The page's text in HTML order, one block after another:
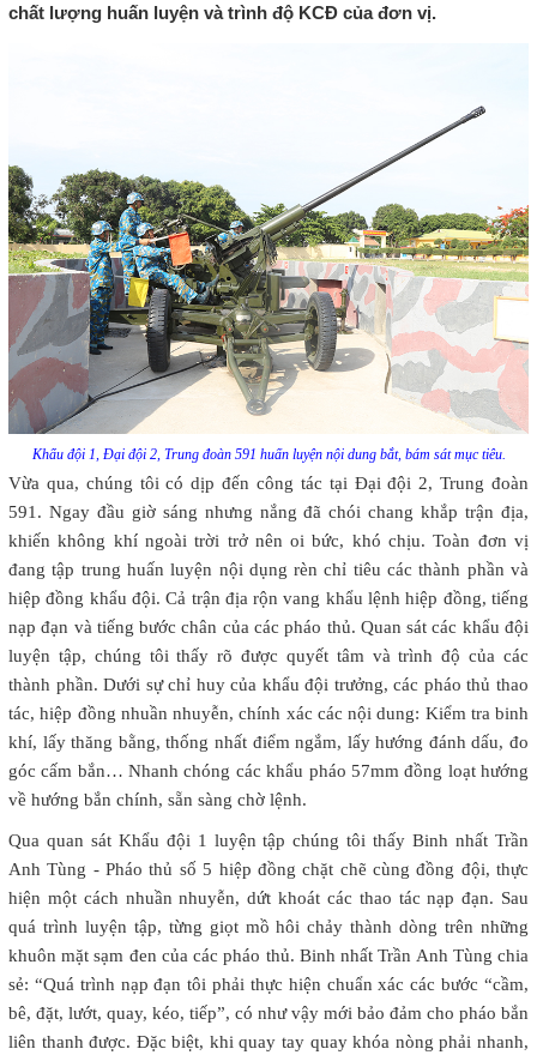
chất lượng huấn luyện và trình độ KCĐ của đơn vị.
Khẩu đội 1, Đại đội 2, Trung đoàn 591 huấn luyện nội dung bắt, bám sát mục tiêu.
Vừa qua, chúng tôi có dịp đến công tác tại Đại đội 2, Trung đoàn
591. Ngay đầu giờ sáng nhưng nắng đã chói chang khắp trận địa,
khiến không khí ngoài trời trở nên oi bức, khó chịu. Toàn đơn vị
đang tập trung huấn luyện nội dụng rèn chỉ tiêu các thành phần và
hiệp đồng khẩu đội. Cả trận địa rộn vang khẩu lệnh hiệp đồng, tiếng
nạp đạn và tiếng bước chân của các pháo thủ. Quan sát các khẩu đội
luyện tập, chúng tôi thấy rõ được quyết tâm và trình độ của các
thành phần. Dưới sự chỉ huy của khẩu đội trưởng, các pháo thủ thao
tác, hiệp đồng nhuần nhuyễn, chính xác các nội dung: Kiểm tra binh
khí, lấy thăng bằng, thống nhất điểm ngắm, lấy hướng đánh dấu, đo
góc cấm bắn… Nhanh chóng các khẩu pháo 57mm đồng loạt hướng
về hướng bắn chính, sẵn sàng chờ lệnh.
Qua quan sát Khẩu đội 1 luyện tập chúng tôi thấy Binh nhất Trần
Anh Tùng - Pháo thủ số 5 hiệp đồng chặt chẽ cùng đồng đội, thực
hiện một cách nhuần nhuyễn, dứt khoát các thao tác nạp đạn. Sau
quá trình luyện tập, từng giọt mồ hôi chảy thành dòng trên những
khuôn mặt sạm đen của các pháo thủ. Binh nhất Trần Anh Tùng chia
sẻ: “Quá trình nạp đạn tôi phải thực hiện chuẩn xác các bước “cầm,
bê, đặt, lướt, quay, kéo, tiếp”, có như vậy mới bảo đảm cho pháo bắn
liên thanh được. Đặc biệt, khi quay tay quay khóa nòng phải nhanh,